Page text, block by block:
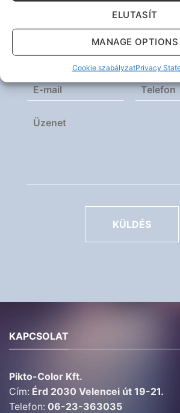
ELUTASÍT
MANAGE OPTIONS
Cookie szabályzatPrivacy
KÜLDÉS
KAPCSOLAT
Pikto-Color Kft.
Cím: Érd 2030 Velencei út 19-21.
Telefon: 06-23-363035